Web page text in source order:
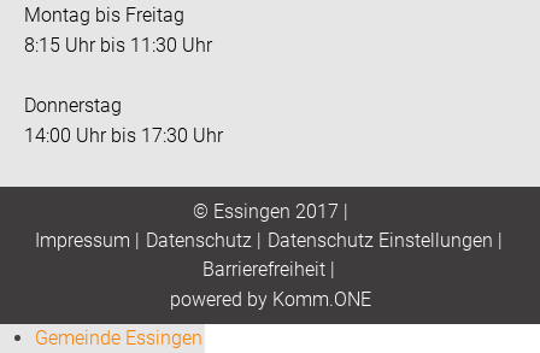
Montag bis Freitag
8:15 Uhr bis 11:30 Uhr
Donnerstag
14:00 Uhr bis 17:30 Uhr
© Essingen 2017 |
Impressum | Datenschutz| Datenschutz Einstellungen |
Barrierefreiheit|
powered by Komm.ONE
Gemeinde Essingen